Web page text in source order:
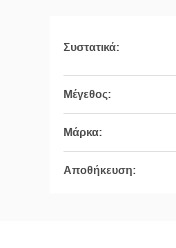
Συστατικά:
Μέγεθος:
Μάρκα:
Αποθήκευση: